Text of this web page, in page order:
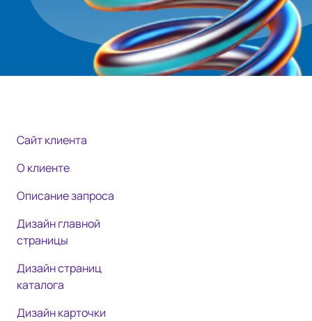
Сайт клиента
О клиенте
Описание запроса
Дизайн главной
страницы
Дизайн страниц
каталога
Дизайн карточки